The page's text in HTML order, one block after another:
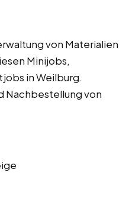
von Materialien
Minijobs,
in Weilburg.
Nachbestellung von